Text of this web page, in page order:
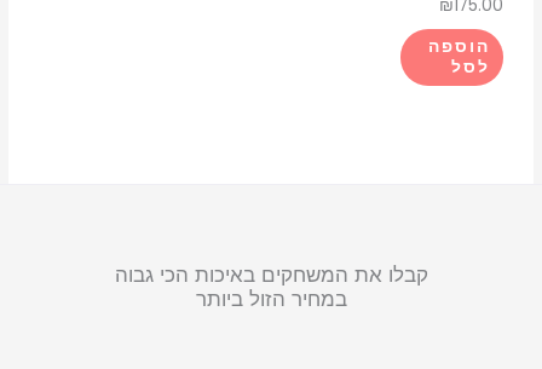
₪175.00
הוספה
לסל
קבלו את המשחקים באיכות הכי גבוה
במחיר הזול ביותר